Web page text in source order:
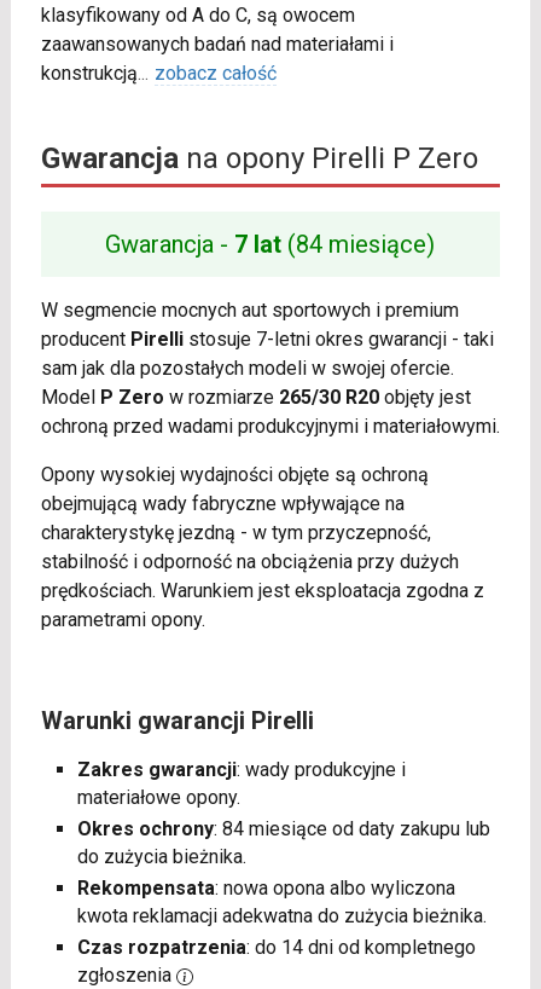
klasyfikowany od A do C, są owocem
zaawansowanych badań nad materiałami i
konstrukcją... zobacz całość
Gwarancjana opony Pirelli P Zero
Gwarancja - 7 lat (84 miesiące)
W segmencie mocnych aut sportowych i premium
producent Pirellistosuje 7-letni okres gwarancji - taki
sam jak dla pozostałych modeli w swojej ofercie.
Model P Zero w rozmiarze 265/30 R20objęty jest
ochroną przed wadami produkcyjnymi i materiałowymi.
Opony wysokiej wydajności objęte są ochroną
obejmującą wady fabryczne wpływające na
charakterystykę jezdną - w tym przyczepność,
stabilność i odporność na obciążenia przy dużych
prędkościach. Warunkiem jest eksploatacja zgodna z
parametrami opony.
Warunki gwarancji Pirelli
Zakres gwarancji: wady produkcyjne i
materiałowe opony.
Okres ochrony: 84 miesiące od daty zakupu lub
do zużycia bieżnika.
Rekompensata: nowa opona albo wyliczona
kwota reklamacji adekwatna do zużycia bieżnika.
Czas rozpatrzenia: do 14 dni od kompletnego
zgłoszenia